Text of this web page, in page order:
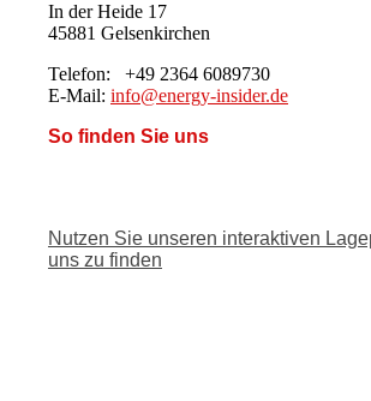
In der Heide 17
45881 Gelsenkirchen
Telefon: +49 2364 6089730
E-Mail: info@energy-insider.de
So finden Sie uns
Nutzen Sie unseren interaktiven
uns zu finden